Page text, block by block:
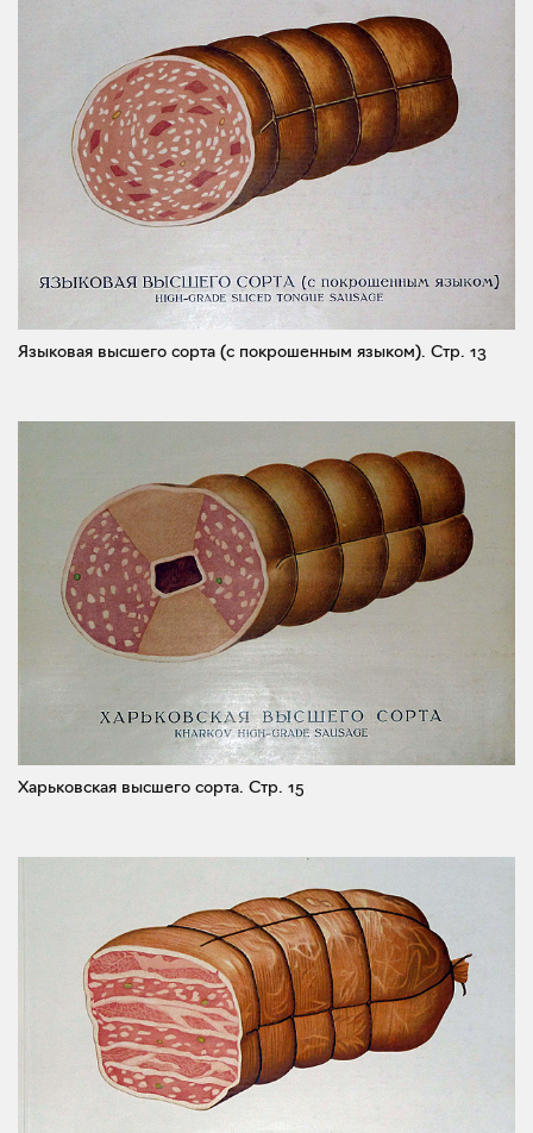
Языковая высшего сорта (с покрошенным языком). Стр. 13
Харьковская высшего сорта. Стр. 15